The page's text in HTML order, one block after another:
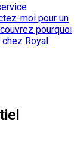
moi pour un
pourquoi
Royal